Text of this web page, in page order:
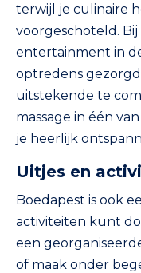
terwijl je culinaire
voorgeschoteld. Bij
entertainment in
optredens
uitstekende te
massage in één
je heerlijk
Uitjes en
Boedapest is ook
activiteiten kunt
een
of maak onder